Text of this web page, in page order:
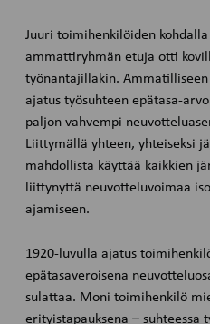
Juuri toimihenkilöiden
ammattiryhmän etuja otti
työnantajillakin.
ajatus työsuhteen epätasa-
paljon vahvempi
Liittymällä yhteen, yhteiseksi
mahdollista käyttää kaikkien
liittynyttä neuvotteluvoimaa
ajamiseen.
1920-luvulla ajatus
epätasaveroisena
sulattaa. Moni toimihenkilö
erityistapauksena – suhteessa